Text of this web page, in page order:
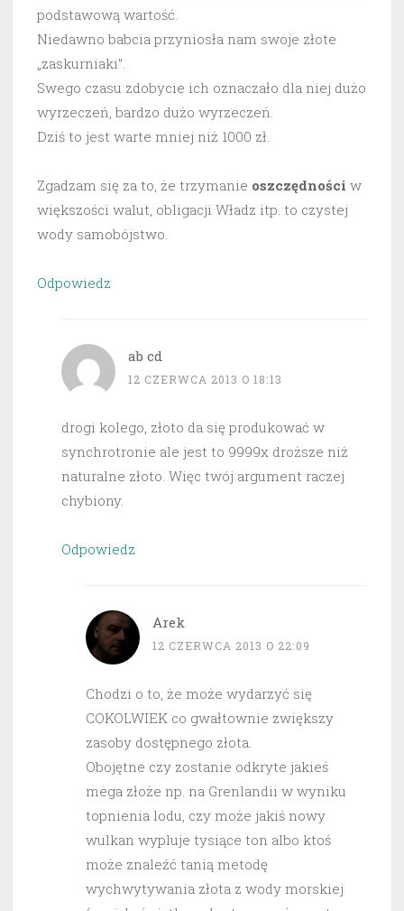
podstawową wartość.
Niedawno babcia przyniosła nam swoje złote
„zaskurniaki”.
Swego czasu zdobycie ich oznaczało dla niej dużo
wyrzeczeń, bardzo dużo wyrzeczeń.
Dziś to jest warte mniej niż 1000 zł.
Zgadzam się za to, że trzymanie oszczędności w
większości walut, obligacji Władz itp. to czystej
wody samobójstwo.
Odpowiedz
ab cd
12 CZERWCA 2013 O 18:13
drogi kolego, złoto da się produkować w
synchrotronie ale jest to 9999x droższe niż
naturalne złoto. Więc twój argument raczej
chybiony.
Odpowiedz
Arek
12 CZERWCA 2013 O 22:09
Chodzi o to, że może wydarzyć się
COKOLWIEK co gwałtownie zwiększy
zasoby dostępnego złota.
Obojętne czy zostanie odkryte jakieś
mega złoże np. na Grenlandii w wyniku
topnienia lodu, czy może jakiś nowy
wulkan wypluje tysiące ton albo ktoś
może znaleźć tanią metodę
wychwytywania złota z wody morskiej